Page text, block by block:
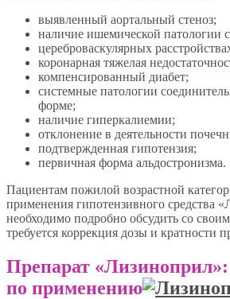
выявленный аортальный стеноз;
наличие ишемической патологии
цереброваскулярных
коронарная тяжелая
компенсированный диабет;
системные патологии
форме;
наличие гиперкалиемии;
отклонение в деятельности
подтвержденная гипотензия;
первичная форма альдостронизма.
Пациентам пожилой возрастной
применения гипотензивного средства
необходимо подробно обсудить со
требуется коррекция дозы и кратности
Препарат
по применению